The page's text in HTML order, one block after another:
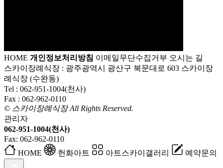
HOME 개인정보처리방침 이메일무단수집거부 오시는 길
스카이장례식장 : 광주광역시 광산구 북문대로 603 스카이장
례식장 (수완동)
Tel : 062-951-1004(천사)
Fax : 062-962-0110
© 스카이장례식장 All Rights Reserved.
관리자
062-951-1004(천사)
Fax: 062-962-0110
HOME
헌화아트 아트스카이갤러리 예약문의